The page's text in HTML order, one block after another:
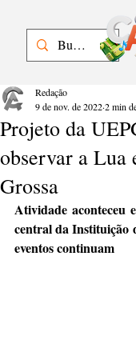
Projeto da
observar a Lua
Grossa
Redação
9 de nov. de 20222 min
Atividade aconteceu
central da Instituição
eventos continuam